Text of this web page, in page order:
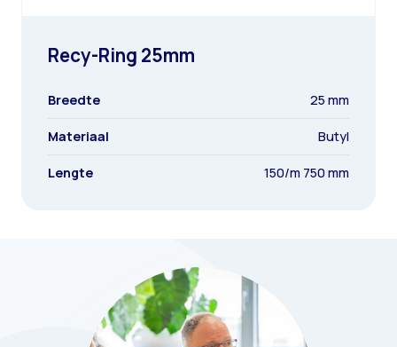
Recy-Ring 25mm
Breedte 25 mm
Materiaal Butyl
Lengte 150/m 750 mm